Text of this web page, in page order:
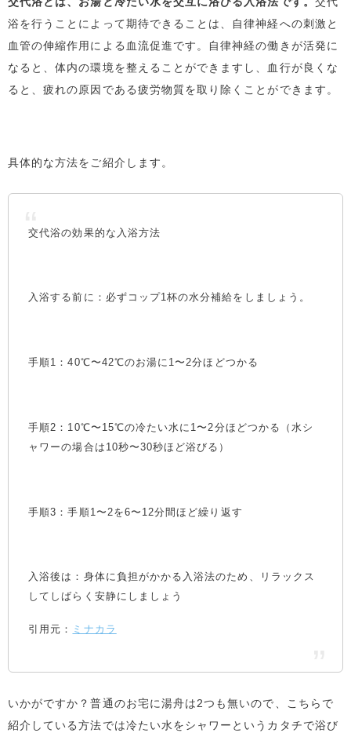
浴を行うことによって期待できることは、自律神経への刺激と
血管の伸縮作用による血流促進です。自律神経の働きが活発に
なると、体内の環境を整えることができますし、血行が良くな
ると、疲れの原因である疲労物質を取り除くことができます。
具体的な方法をご紹介します。
交代浴の効果的な入浴方法
入浴する前に：必ずコップ1杯の水分補給をしましょう。
手順1：40℃〜42℃のお湯に1〜2分ほどつかる
手順2：10℃〜15℃の冷たい水に1〜2分ほどつかる（水シ
ャワーの場合は10秒〜30秒ほど浴びる）
手順3：手順1〜2を6〜12分間ほど繰り返す
入浴後は：身体に負担がかかる入浴法のため、リラックス
してしばらく安静にしましょう
引用元： ミナカラ
いかがですか？普通のお宅に湯舟は2つも無いので、こちらで
紹介している方法では冷たい水をシャワーというカタチで浴び